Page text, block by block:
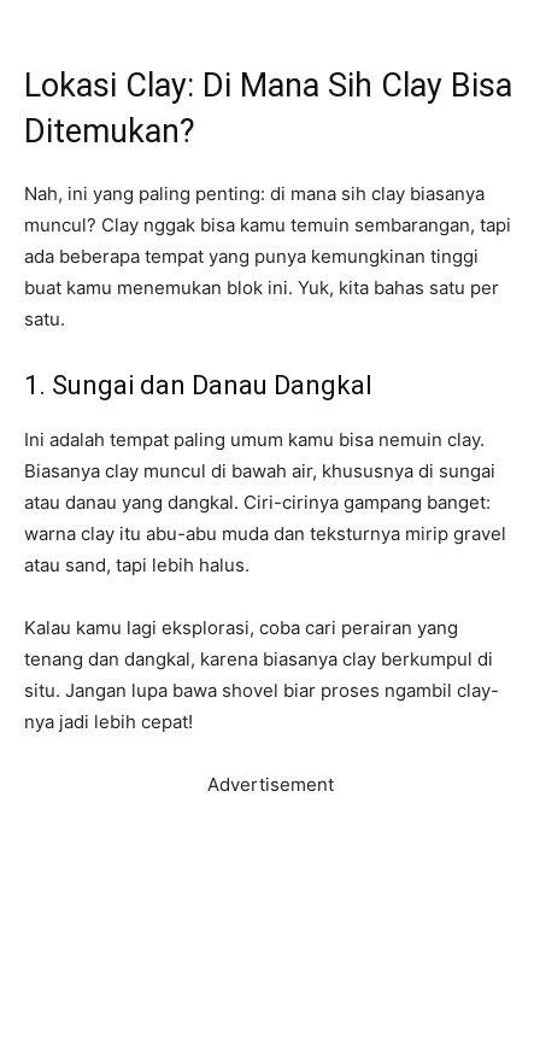
Lokasi Clay: Di Mana Sih Clay Bisa
Ditemukan?
Nah, ini yang paling penting: di mana sih clay biasanya
muncul? Clay nggak bisa kamu temuin sembarangan, tapi
ada beberapa tempat yang punya kemungkinan tinggi
buat kamu menemukan blok ini. Yuk, kita bahas satu per
satu.
1. Sungai dan Danau Dangkal
Ini adalah tempat paling umum kamu bisa nemuin clay.
Biasanya clay muncul di bawah air, khususnya di sungai
atau danau yang dangkal. Ciri-cirinya gampang banget:
warna clay itu abu-abu muda dan teksturnya mirip gravel
atau sand, tapi lebih halus.
Kalau kamu lagi eksplorasi, coba cari perairan yang
tenang dan dangkal, karena biasanya clay berkumpul di
situ. Jangan lupa bawa shovel biar proses ngambil clay-
nya jadi lebih cepat!
Advertisement